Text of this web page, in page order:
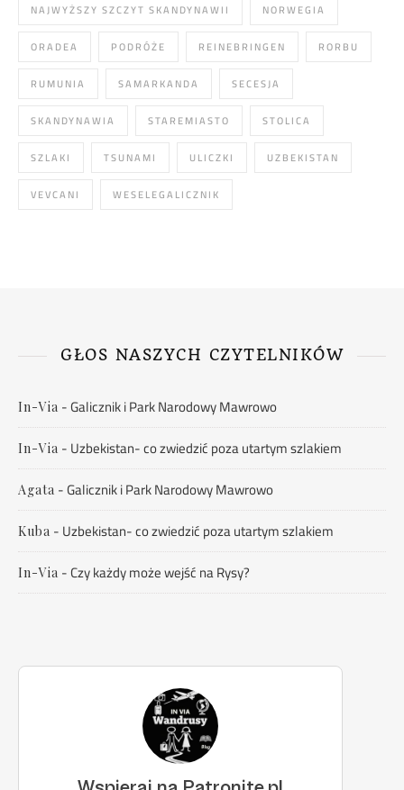
NAJWYŻSZY SZCZYT SKANDYNAWII NORWEGIA
ORADEA PODRÓŻE REINEBRINGEN RORBU
RUMUNIA SAMARKANDA SECESJA
SKANDYNAWIA STAREMIASTO STOLICA
SZLAKI TSUNAMI ULICZKI UZBEKISTAN
VEVCANI WESELEGALICZNIK
GŁOS NASZYCH CZYTELNIKÓW
In-Via -Galicznik i Park Narodowy Mawrowo
In-Via -Uzbekistan- co zwiedzić poza utartym szlakiem
Agata -Galicznik i Park Narodowy Mawrowo
Kuba -Uzbekistan- co zwiedzić poza utartym szlakiem
In-Via -Czy każdy może wejść na Rysy?